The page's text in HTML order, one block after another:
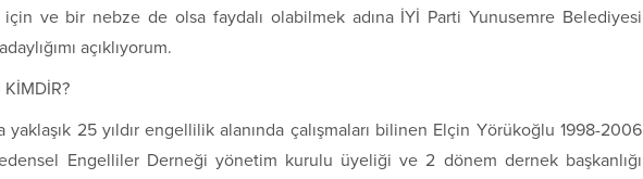
için ve bir nebze de olsa faydalı olabilmek adına İYİ Parti Yunusemre Belediyesi
açıklıyorum.
KİMDİR?
yaklaşık 25 yıldır engellilik alanında çalışmaları bilinen Elçin Yörükoğlu 1998-2006
Engelliler Derneği yönetim kurulu üyeliği ve 2 dönem dernek başkanlığı